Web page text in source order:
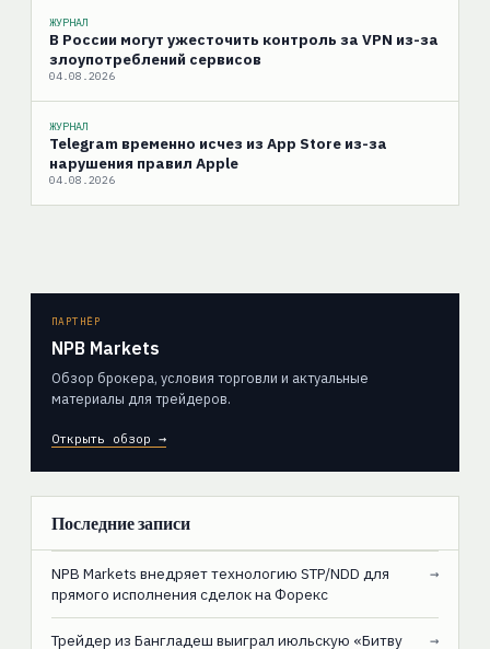
ЖУРНАЛ
В России могут ужесточить контроль за VPN из-за
злоупотреблений сервисов
04.08.2026
ЖУРНАЛ
Telegram временно исчез из App Store из-за
нарушения правил Apple
04.08.2026
ПАРТНЁР
NPB Markets
Обзор брокера, условия торговли и актуальные
материалы для трейдеров.
Открыть обзор →
Последние записи
NPB Markets внедряет технологию STP/NDD для
прямого исполнения сделок на Форекс
→
Трейдер из Бангладеш выиграл июльскую «Битву →